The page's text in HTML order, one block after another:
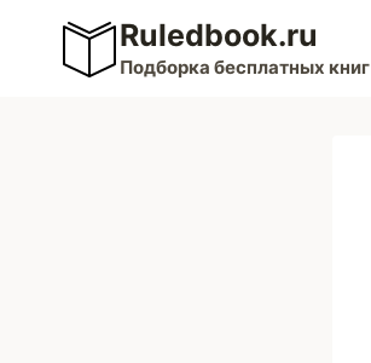
Перейти
содержимому
Ruledbook.ru
Подборка бесплатных книг